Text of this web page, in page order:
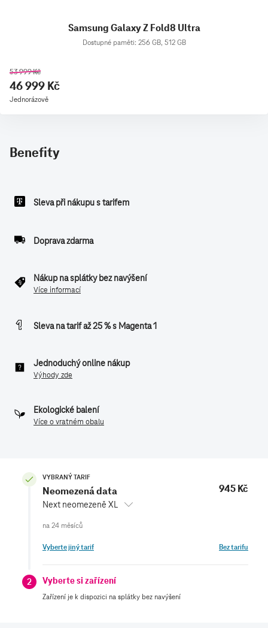
Samsung Galaxy Z Fold8 Ultra
Dostupné paměti: 256 GB, 512 GB
53 999 Kč
46 999 Kč
Jednorázově
Benefity
Sleva při nákupu s tarifem
Doprava zdarma
Nákup na splátky bez navýšení
Více informací
Sleva na tarif až 25 % s Magenta 1
Jednoduchý online nákup
Výhody zde
Ekologické balení
Více o vratném obalu
VYBRANÝ TARIF
Neomezená data
Next neomezeně XL
945 Kč
Vyberte jiný tarif Bez tarifu
2 Vyberte si zařízení
Zařízení je k dispozici na splátky bez navýšení